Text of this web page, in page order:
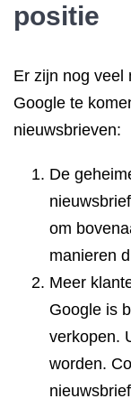
positie
Er zijn nog veel
Google te
nieuwsbrieven:
De
om
manieren
Meer
Google is
verkopen.
worden.